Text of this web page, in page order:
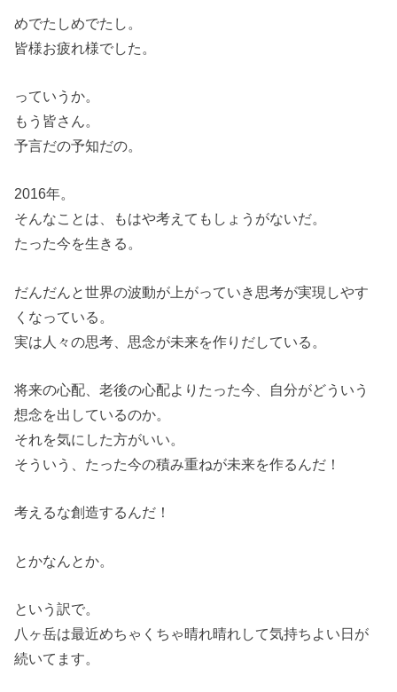
めでたしめでたし。
皆様お疲れ様でした。
っていうか。
もう皆さん。
予言だの予知だの。
2016年。
そんなことは、もはや考えてもしょうがないだ。
たった今を生きる。
だんだんと世界の波動が上がっていき思考が実現しやす
くなっている。
実は人々の思考、思念が未来を作りだしている。
将来の心配、老後の心配よりたった今、自分がどういう
想念を出しているのか。
それを気にした方がいい。
そういう、たった今の積み重ねが未来を作るんだ！
考えるな創造するんだ！
とかなんとか。
という訳で。
八ヶ岳は最近めちゃくちゃ晴れ晴れして気持ちよい日が
続いてます。